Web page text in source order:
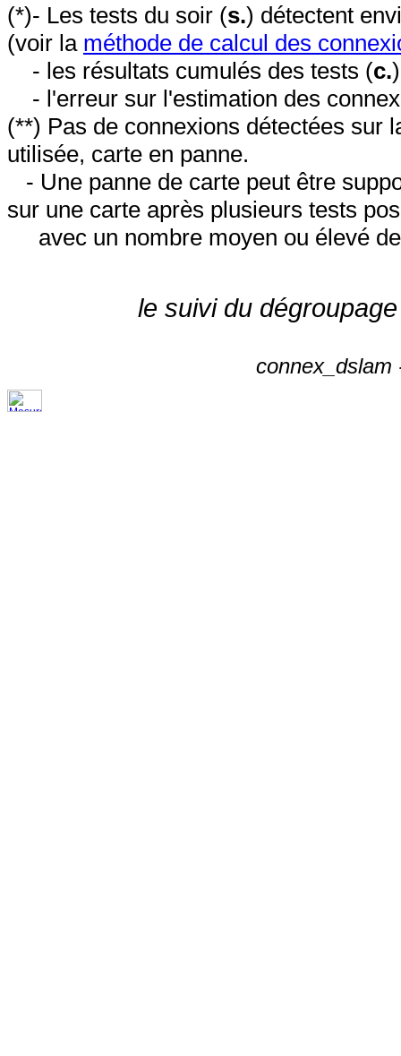
(*)- Les tests du soir (s.) détectent
(voir la méthode de calcul des
- les résultats cumulés des tests (c.
- l'erreur sur l'estimation des
(**) Pas de connexions détectées sur
utilisée, carte en panne.
- Une panne de carte peut être
sur une carte après plusieurs tests
avec un nombre moyen ou élevé
le suivi du
connex_dslam